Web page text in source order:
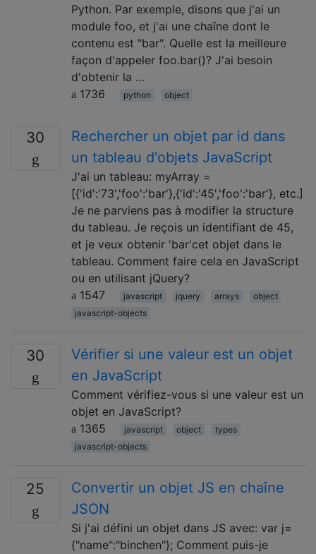
Python. Par exemple, disons que j'ai un
module foo, et j'ai une chaîne dont le
contenu est "bar". Quelle est la meilleure
façon d'appeler foo.bar()? J'ai besoin
d'obtenir la …
1736
python object
30
Rechercher un objet par id dans
un tableau d'objets JavaScript
J'ai un tableau: myArray =
[{'id':'73','foo':'bar'},{'id':'45','foo':'bar'}, etc.]
Je ne parviens pas à modifier la structure
du tableau. Je reçois un identifiant de 45,
et je veux obtenir 'bar'cet objet dans le
tableau. Comment faire cela en JavaScript
ou en utilisant jQuery?
1547
javascript jquery arrays
object
javascript-objects
30
Vérifier si une valeur est un objet
en JavaScript
Comment vérifiez-vous si une valeur est un
objet en JavaScript?
1365
javascript object
types
javascript-objects
25
Convertir un objet JS en chaîne
JSON
Si j'ai défini un objet dans JS avec: var j=
{"name":"binchen"}; Comment puis-je